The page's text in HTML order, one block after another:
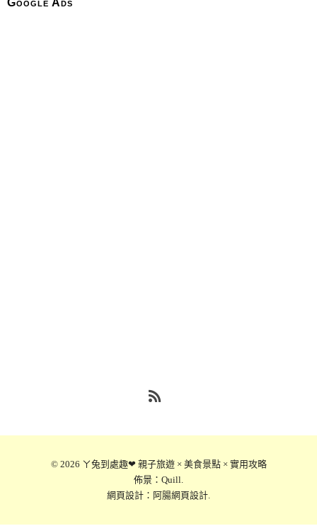
© 2026 ㄚ兔到處趣❤ 親子旅遊 × 美食景點 × 實用攻略
佈景： Quill
網頁設計： 阿腸網頁設計